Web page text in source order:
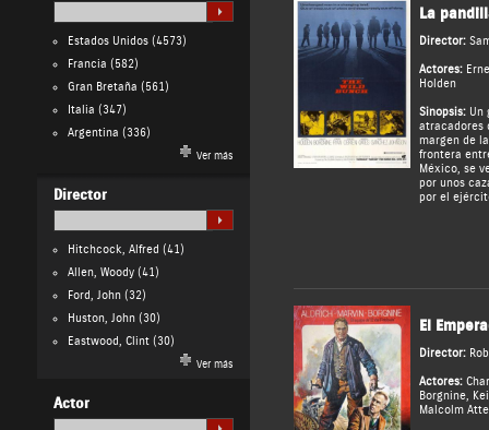
Estados Unidos(4573)
Francia (582)
Gran Bretaña (561)
Italia (347)
Argentina (336)
Ver más
Director
Hitchcock, Alfred (41)
Allen, Woody(41)
Ford, John(32)
Huston, John(30)
Eastwood, Clint(30)
Ver más
Actor
La
Director:
Actores:
Holden
Sinopsis:Un
atracadores
margen de
frontera
México, se
por unos
por el
El
Director:
Actores:
Borgnine,
Malcolm